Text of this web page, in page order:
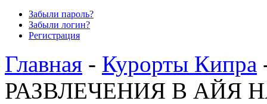
Забыли пароль?
Забыли логин?
Регистрация
Главная - Курорты Кипра
РАЗВЛЕЧЕНИЯ В АЙЯ